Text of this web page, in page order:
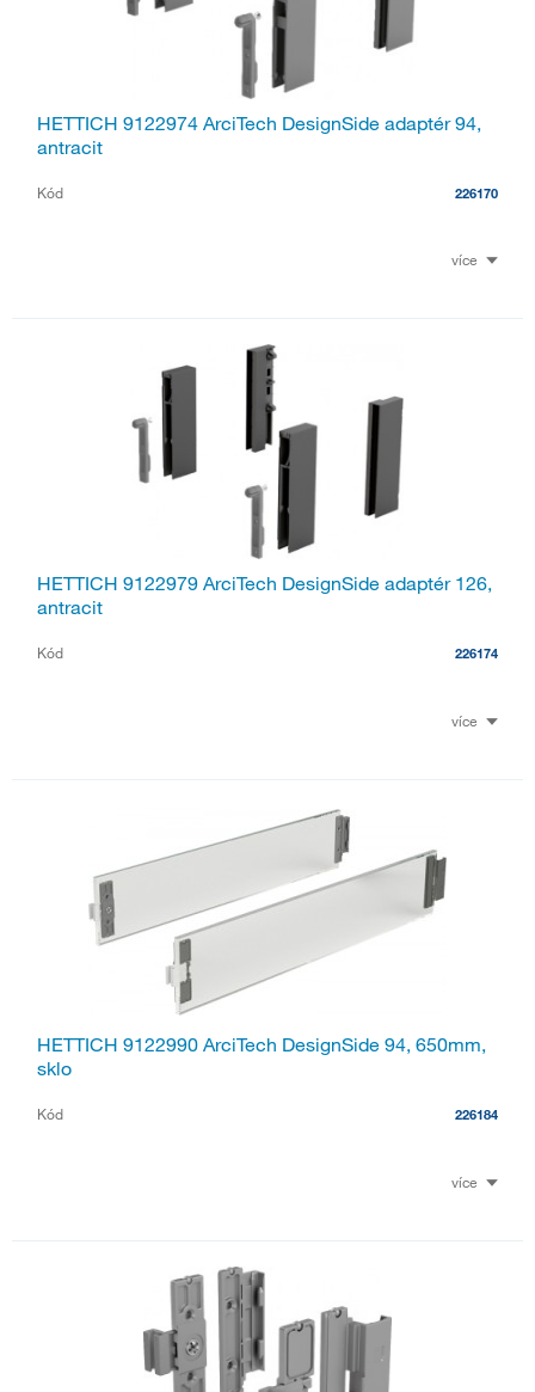
HETTICH 9122974 ArciTech DesignSide adaptér 94,
antracit
Kód 226170
více
HETTICH 9122979 ArciTech DesignSide adaptér 126,
antracit
Kód 226174
více
HETTICH 9122990 ArciTech DesignSide 94, 650mm,
sklo
Kód 226184
více